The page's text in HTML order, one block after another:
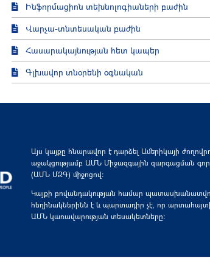
Ինֆորմացիոն տեխնոլոգիաների բաժին
Վարչա-տնտեսական բաժին
Հասարակայնության հետ կապեր
Գլխավոր տնօրենի օգնական
Այս կայքը հնարավոր է դարձել Ամերիկայի
աջակցությամբ ԱՄՆ Միջազգային զարգացման
(ԱՄՆ ՄԶԳ) միջոցով:
Կայքի բովանդակության համար
հեղինակներինն է և պարտադիր չէ, որ
ԱՄՆ կառավարության տեսակետները: